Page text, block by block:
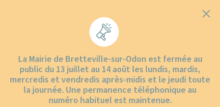
La Mairie de Bretteville-sur-Odon est fermée au
public du 13 juillet au 14 août les lundis, mardis,
mercredis et vendredis après-midis et le jeudi toute
la journée. Une permanence téléphonique au
numéro habituel est maintenue.